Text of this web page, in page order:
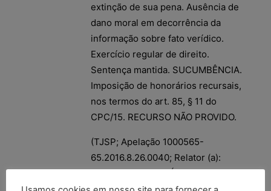
extinção de sua pena. Ausência de
dano moral em decorrência da
informação sobre fato verídico.
Exercício regular de direito.
Sentença mantida. SUCUMBÊNCIA.
Imposição de honorários recursais,
nos termos do art. 85, § 11 do
CPC/15. RECURSO NÃO PROVIDO.
(TJSP; Apelação 1000565-
65.2016.8.26.0040; Relator (a):
Rosangela Telles; Órgão Julgador: 2ª
Câmara de Direito Privado; Foro de